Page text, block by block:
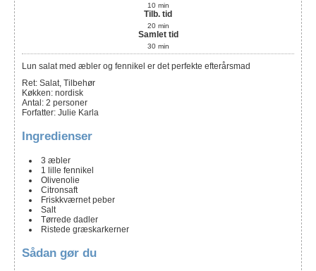
10 min
Tilb. tid
20 min
Samlet tid
30 min
Lun salat med æbler og fennikel er det perfekte efterårsmad
Ret: Salat, Tilbehør
Køkken: nordisk
Antal : 2 personer
Forfatter: Julie Karla
Ingredienser
3 æbler
1 lille fennikel
Olivenolie
Citronsaft
Friskkværnet peber
Salt
Tørrede dadler
Ristede græskarkerner
Sådan gør du